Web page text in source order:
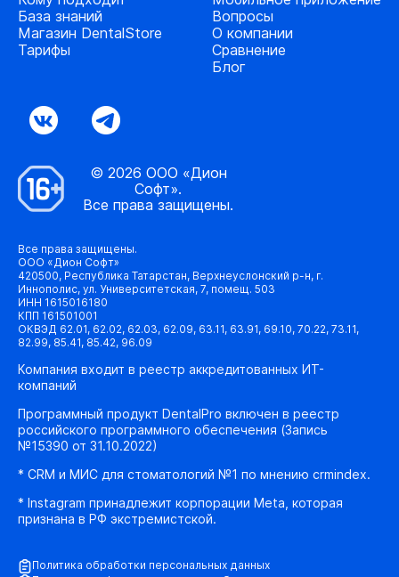
База знаний
Магазин DentalStore
Тарифы
Вопросы
О компании
Сравнение
Блог
© 2026 ООО «Дион
Софт».
Все права защищены.
Все права защищены.
ООО «Дион Софт»
420500, Республика Татарстан, Верхнеуслонский р-н, г.
Иннополис, ул. Университетская, 7, помещ. 503
ИНН 1615016180
КПП 161501001
ОКВЭД 62.01, 62.02, 62.03, 62.09, 63.11, 63.91, 69.10, 70.22, 73.11,
82.99, 85.41, 85.42, 96.09
Компания входит в реестр аккредитованных ИТ-
компаний
Программный продукт DentalPro включен в реестр
российского программного обеспечения (Запись
№15390 от 31.10.2022)
* CRM и МИС для стоматологий №1 по мнению crmindex.
* Instagram принадлежит корпорации Meta, которая
признана в РФ экстремистской.
Политика обработки персональных данных